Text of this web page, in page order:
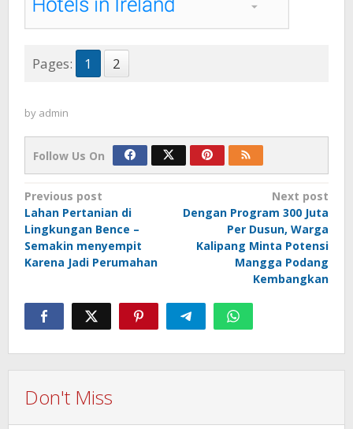
Pages: 1 2
by admin
Follow Us On
Post
navigation
Previous post
Lahan Pertanian di
Lingkungan Bence –
Semakin menyempit
Karena Jadi Perumahan
Next post
Dengan Program 300 Juta
Per Dusun, Warga
Kalipang Minta Potensi
Mangga Podang
Kembangkan
Don't Miss